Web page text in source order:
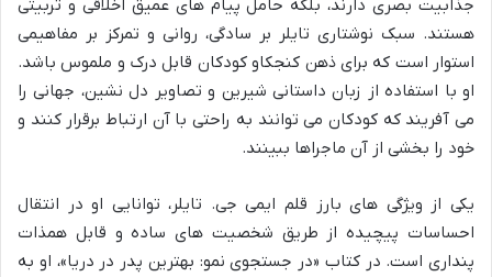
جذابیت بصری دارند، بلکه حامل پیام های عمیق اخلاقی و تربیتی
هستند. سبک نوشتاری تایلر بر سادگی، روانی و تمرکز بر مفاهیمی
استوار است که برای ذهن کنجکاو کودکان قابل درک و ملموس باشد.
او با استفاده از زبان داستانی شیرین و تصاویر دل نشین، جهانی را
می آفریند که کودکان می توانند به راحتی با آن ارتباط برقرار کنند و
خود را بخشی از آن ماجراها ببینند.
یکی از ویژگی های بارز قلم ایمی جی. تایلر، توانایی او در انتقال
احساسات پیچیده از طریق شخصیت های ساده و قابل همذات
پنداری است. در کتاب «در جستجوی نمو: بهترین پدر در دریا»، او به